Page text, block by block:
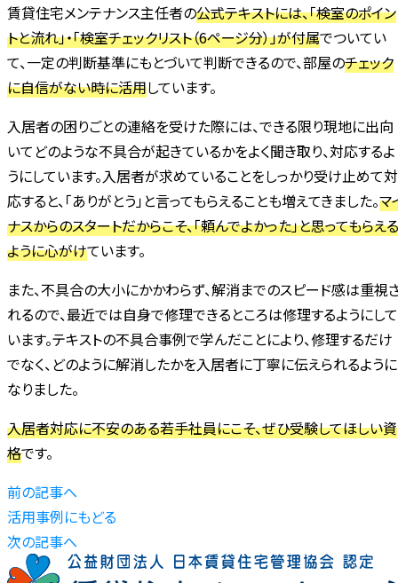
賃貸住宅メンテナンス主任者の公式テキストには、「検室のポイン
トと流れ」・「検室チェックリスト（6ページ分）」が付属でついてい
て、一定の判断基準にもとづいて判断できるので、部屋のチェック
に自信がない時に活用しています。
入居者の困りごとの連絡を受けた際には、できる限り現地に出向
いてどのような不具合が起きているかをよく聞き取り、対応するよ
うにしています。入居者が求めていることをしっかり受け止めて対
応すると、「ありがとう」と言ってもらえることも増えてきました。マ
ナスからのスタートだからこそ、「頼んでよかった」と思ってもらえる
ように心がけています。
また、不具合の大小にかかわらず、解消までのスピード感は重視
れるので、最近では自身で修理できるところは修理するようにして
います。テキストの不具合事例で学んだことにより、修理するだけ
でなく、どのように解消したかを入居者に丁寧に伝えられるように
なりました。
入居者対応に不安のある若手社員にこそ、ぜひ受験してほしい資
格です。
前の記事へ
活用事例にもどる
次の記事へ